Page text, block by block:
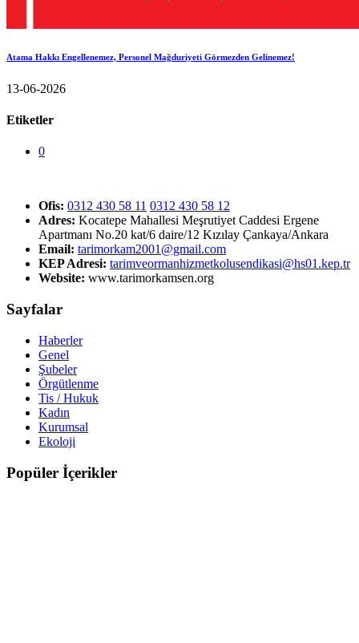
Atama Hakkı Engellenemez, Personel Mağduriyeti Görmezden Gelinemez!
13-06-2026
Etiketler
0
Ofis: 0312 430 58 11 0312 430 58 12
Adres: Kocatepe Mahallesi Meşrutiyet Caddesi Ergene
Apartmanı No.20 kat/6 daire/12 Kızılay Çankaya/Ankara
Email: tarimorkam2001@gmail.com
KEP Adresi: tarimveormanhizmetkolusendikasi@hs01.kep.tr
Website: www.tarimorkamsen.org
Sayfalar
Haberler
Genel
Şubeler
Örgütlenme
Tis / Hukuk
Kadın
Kurumsal
Ekoloji
Popüler İçerikler